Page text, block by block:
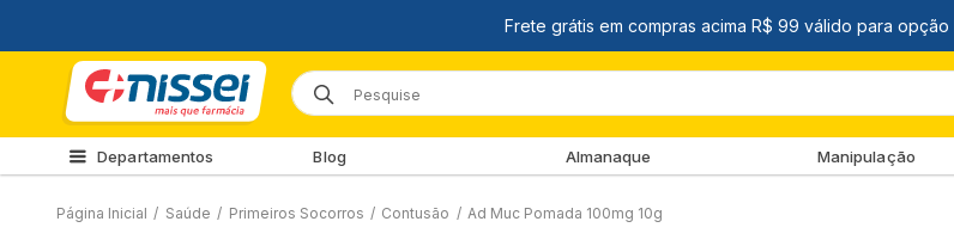
Departamentos Blog Almanaque Manipulação
Página Inicial / Saúde / Primeiros Socorros / Contusão / Ad Muc Pomada 100mg 10g